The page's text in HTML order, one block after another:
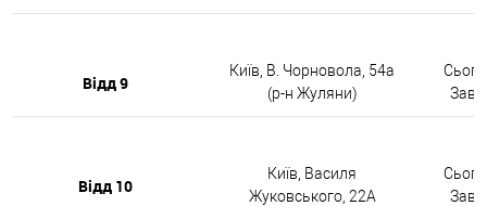
Відд 9
Київ, В. Чорновола, 54а
(р-н Жуляни)
Відд 10
Київ, Василя
Жуковського, 22А